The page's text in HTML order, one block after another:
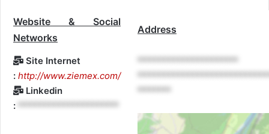
Website & Social
Networks
Address
Site Internet
: http://www.ziemex.com/
Linkedin
: *********************
*********************
*******